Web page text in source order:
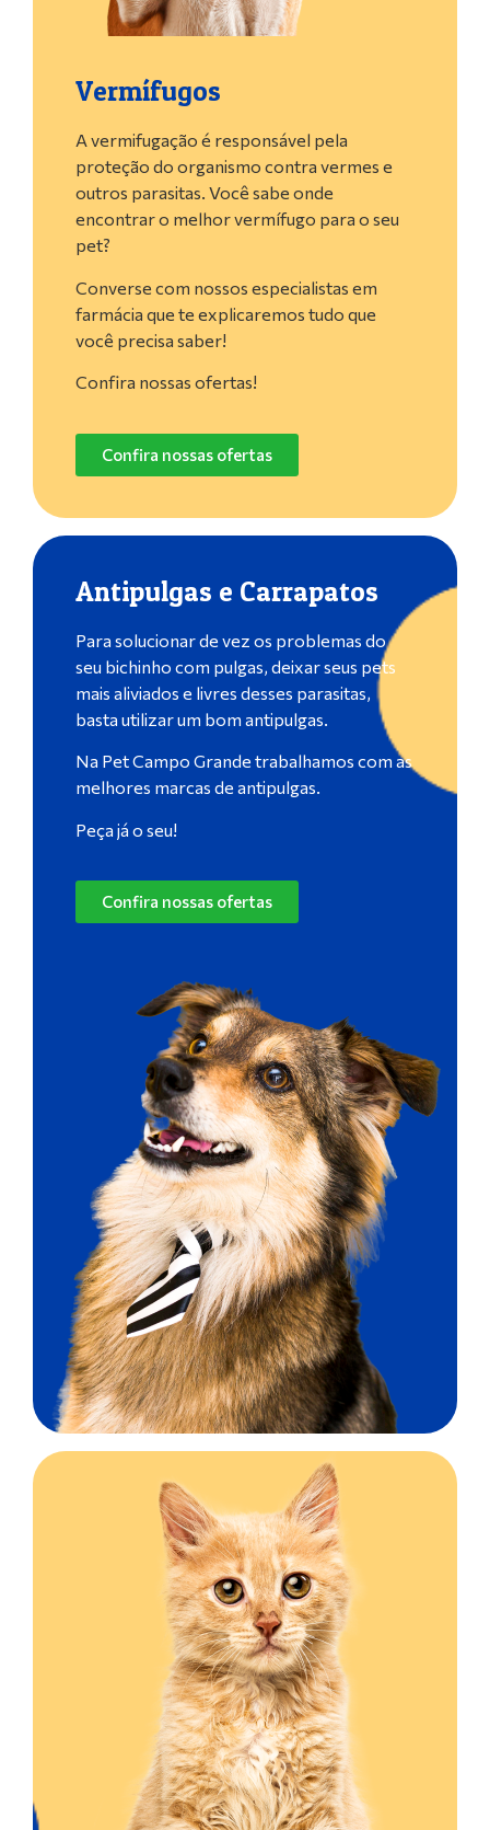
Vermífugos
A vermifugação é responsável pela
proteção do organismo contra vermes e
outros parasitas. Você sabe onde
encontrar o melhor vermífugo para o seu
pet?
Converse com nossos especialistas em
farmácia que te explicaremos tudo que
você precisa saber!
Confira nossas ofertas!
Confira nossas ofertas
Antipulgas e Carrapatos
Para solucionar de vez os problemas do
seu bichinho com pulgas, deixar seus pets
mais aliviados e livres desses parasitas,
basta utilizar um bom antipulgas.
Na Pet Campo Grande trabalhamos com as
melhores marcas de antipulgas.
Peça já o seu!
Confira nossas ofertas